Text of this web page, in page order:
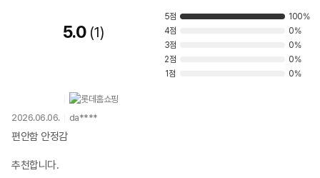
5.0 1
5점
100%
4점
0%
3점
0%
2점
0%
1점
0%
2026.06.06. da****
편안함 안정감
추천합니다.